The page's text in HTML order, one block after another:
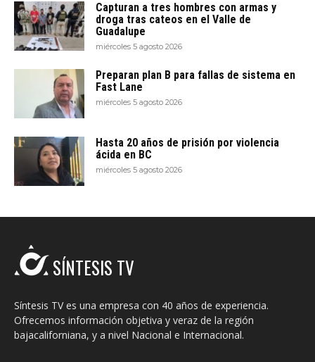
Capturan a tres hombres con armas y
droga tras cateos en el Valle de
Guadalupe
miércoles 5 agosto 2026
Preparan plan B para fallas de sistema en
Fast Lane
miércoles 5 agosto 2026
Hasta 20 años de prisión por violencia
ácida en BC
miércoles 5 agosto 2026
SÍNTESIS TV
Síntesis TV es una empresa con 40 años de experiencia.
Ofrecemos información objetiva y veraz de la región
bajacaliforniana, y a nivel Nacional e Internacional.